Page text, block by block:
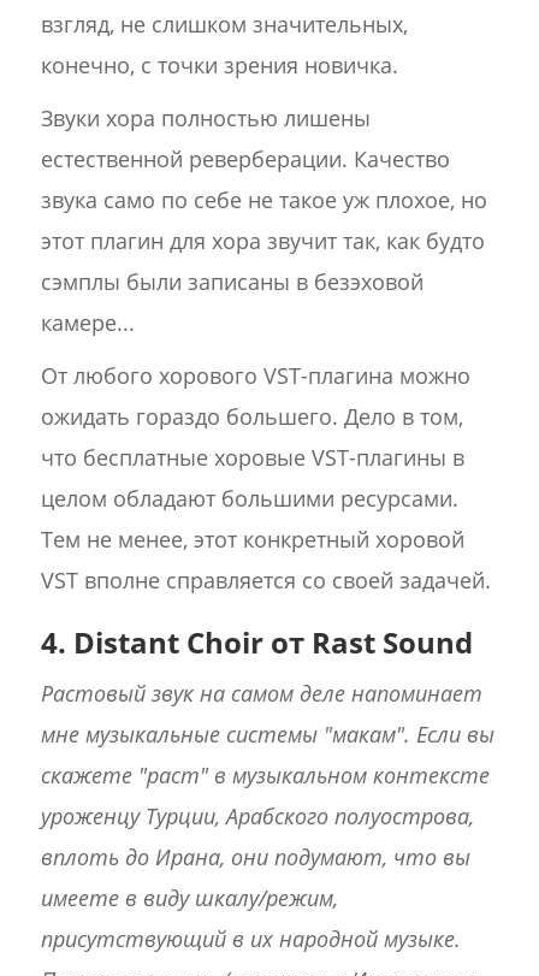
взгляд, не слишком значительных,
конечно, с точки зрения новичка.
Звуки хора полностью лишены
естественной реверберации. Качество
звука само по себе не такое уж плохое, но
этот плагин для хора звучит так, как будто
сэмплы были записаны в безэховой
камере...
От любого хорового VST-плагина можно
ожидать гораздо большего. Дело в том,
что бесплатные хоровые VST-плагины в
целом обладают большими ресурсами.
Тем не менее, этот конкретный хоровой
VST вполне справляется со своей задачей.
4. Distant Choir от Rast Sound
Растовый звук на самом деле напоминает
мне музыкальные системы "макам". Если вы
скажете "раст" в музыкальном контексте
уроженцу Турции, Арабского полуострова,
вплоть до Ирана, они подумают, что вы
имеете в виду шкалу/режим,
присутствующий в их народной музыке.